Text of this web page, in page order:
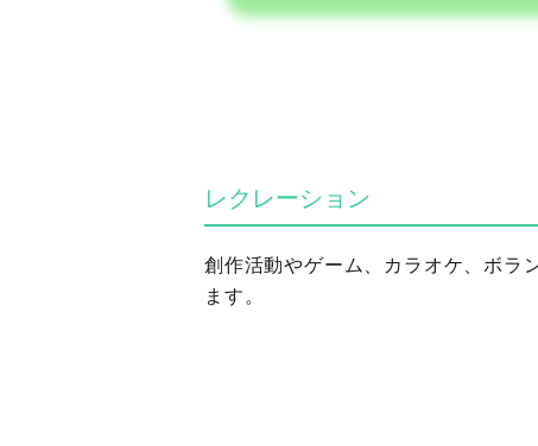
レクレーション
創作活動やゲーム、カラオケ、ボラ
ます。